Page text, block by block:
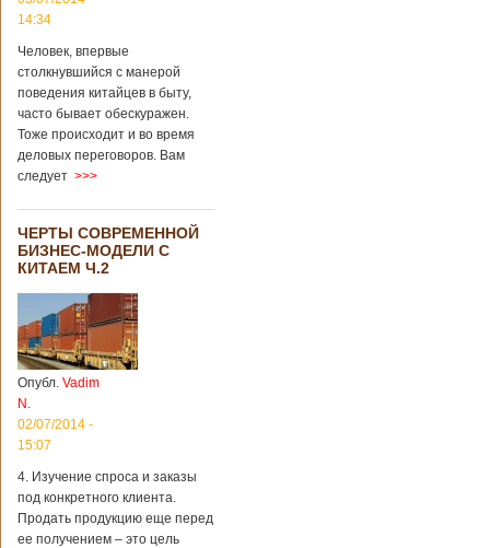
14:34
Человек, впервые
столкнувшийся с манерой
поведения китайцев в быту,
часто бывает обескуражен.
Тоже происходит и во время
деловых переговоров. Вам
следует >>>
ЧЕРТЫ СОВРЕМЕННОЙ
БИЗНЕС-МОДЕЛИ С
КИТАЕМ Ч.2
Опубл. Vadim
N.
02/07/2014 -
15:07
4. Изучение спроса и заказы
под конкретного клиента.
Продать продукцию еще перед
ее получением – это цель